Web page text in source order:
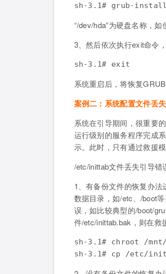
“/dev/hda”为硬盘名称，
3、然后依次执行exit命令
系统重启后，将恢复
案例二：系统配置文件丢
系统在引导期间，很重要
运行级别的服务程序完成
示。此时，只有通过救援
/etc/inittab文件丢失引导错
1、有备份文件的恢复办
数据目录，如/etc、/boot
误，如比较典型的/boot/
件/etc/inittab.bak，则在救
sh-3.1# chroot /mnt/
sh-3.1# cp /etc/